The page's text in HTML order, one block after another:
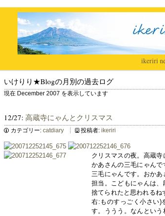
ikeriri|
いけりり★Blogの月別の過去ログ
現在 December 2007 を表示しています
12/27: 高蔵寺にゃんとクリスマス
カテゴリー: catdiary 投稿者: ikeriri
クリスマスの夜。高蔵
かあさんの三毛にゃん
三毛にゃんです。おか
担当。こどもにゃんは
捨てられたと思われるね
右:ものすっごく小さい)
す。ううう。なんとい